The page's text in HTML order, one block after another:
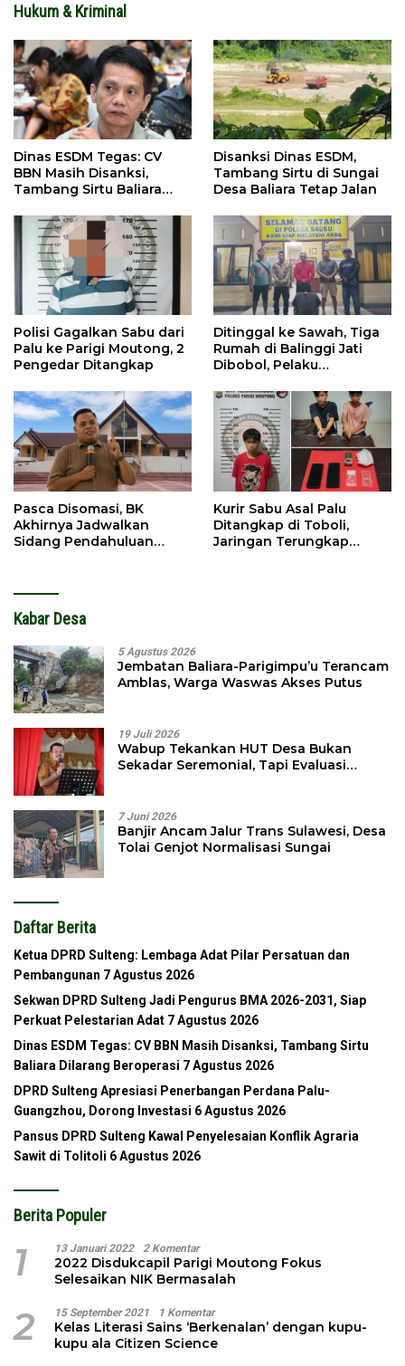
Hukum & Kriminal
Dinas ESDM Tegas: CV
BBN Masih Disanksi,
Tambang Sirtu Baliara
Disanksi Dinas ESDM,
Tambang Sirtu di Sungai
Desa Baliara Tetap Jalan
Polisi Gagalkan Sabu dari
Palu ke Parigi Moutong, 2
Pengedar Ditangkap
Ditinggal ke Sawah, Tiga
Rumah di Balinggi Jati
Dibobol, Pelaku
Pasca Disomasi, BK
Akhirnya Jadwalkan
Sidang Pendahuluan
Kurir Sabu Asal Palu
Ditangkap di Toboli,
Jaringan Terungkap
Kabar Desa
5 Agustus 2026
Jembatan Baliara-Parigimpu’u Terancam
Amblas, Warga Waswas Akses Putus
19 Juli 2026
Wabup Tekankan HUT Desa Bukan
Sekadar Seremonial, Tapi Evaluasi
7 Juni 2026
Banjir Ancam Jalur Trans Sulawesi, Desa
Tolai Genjot Normalisasi Sungai
Daftar Berita
Ketua DPRD Sulteng: Lembaga Adat Pilar Persatuan dan
Pembangunan 7 Agustus 2026
Sekwan DPRD Sulteng Jadi Pengurus BMA 2026-2031, Siap
Perkuat Pelestarian Adat 7 Agustus 2026
Dinas ESDM Tegas: CV BBN Masih Disanksi, Tambang Sirtu
Baliara Dilarang Beroperasi 7 Agustus 2026
DPRD Sulteng Apresiasi Penerbangan Perdana Palu-
Guangzhou, Dorong Investasi 6 Agustus 2026
Pansus DPRD Sulteng Kawal Penyelesaian Konflik Agraria
Sawit di Tolitoli 6 Agustus 2026
Berita Populer
1 13 Januari 2022 2 Komentar
2022 Disdukcapil Parigi Moutong Fokus
Selesaikan NIK Bermasalah
2 15 September 2021 1 Komentar
Kelas Literasi Sains ‘Berkenalan’ dengan kupu-
kupu ala Citizen Science